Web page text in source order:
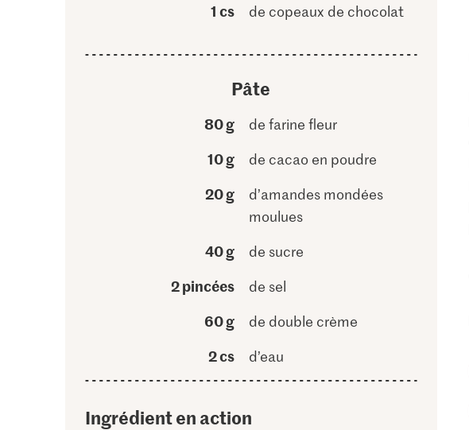
1 cs de copeaux de chocolat
Pâte
80 g de farine fleur
10 g de cacao en poudre
20 g
d’amandes mondées
moulues
40 g de sucre
2 pincées de sel
60 g de double crème
2 cs d’eau
Ingrédient en action